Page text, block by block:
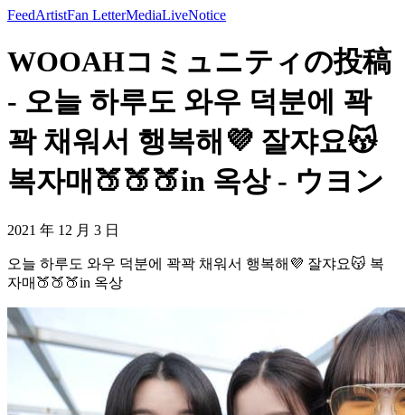
FeedArtistFan LetterMediaLiveNotice
WOOAHコミュニティの投稿
- 오늘 하루도 와우 덕분에 꽉
꽉 채워서 행복해💜 잘쟈요😽
복자매🍑🍑🍑in 옥상 - ウヨン
2021 年 12 月 3 日
오늘 하루도 와우 덕분에 꽉꽉 채워서 행복해💜 잘쟈요😽 복
자매🍑🍑🍑in 옥상